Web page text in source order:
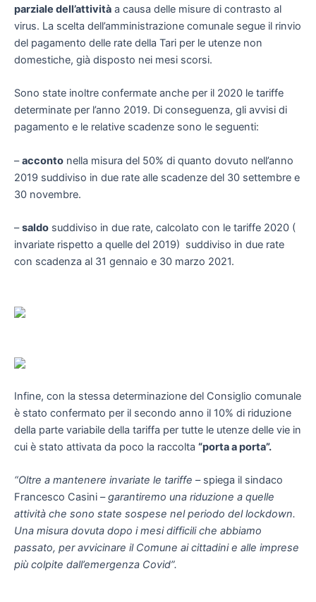
parziale dell’attività a causa delle misure di contrasto al
virus. La scelta dell’amministrazione comunale segue il rinvio
del pagamento delle rate della Tari per le utenze non
domestiche, già disposto nei mesi scorsi.
Sono state inoltre confermate anche per il 2020 le tariffe
determinate per l’anno 2019. Di conseguenza, gli avvisi di
pagamento e le relative scadenze sono le seguenti:
–acconto nella misura del 50% di quanto dovuto nell’anno
2019 suddiviso in due rate alle scadenze del 30 settembre e
30 novembre.
–saldo suddiviso in due rate, calcolato con le tariffe 2020 (
invariate rispetto a quelle del 2019) suddiviso in due rate
con scadenza al 31 gennaio e 30 marzo 2021.
Infine, con la stessa determinazione del Consiglio comunale
è stato confermato per il secondo anno il 10% di riduzione
della parte variabile della tariffa per tutte le utenze delle vie in
cui è stato attivata da poco la raccolta “porta a porta”.
“Oltre a mantenere invariate le tariffe – spiega il sindaco
Francesco Casini –garantiremo una riduzione a quelle
attività che sono state sospese nel periodo del lockdown.
Una misura dovuta dopo i mesi difficili che abbiamo
passato, per avvicinare il Comune ai cittadini e alle imprese
più colpite dall’emergenza Covid”.